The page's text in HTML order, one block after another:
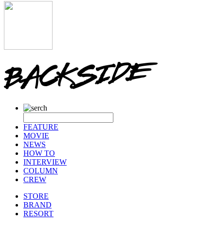
FEATURE
MOVIE
NEWS
HOW TO
INTERVIEW
COLUMN
CREW
STORE
BRAND
RESORT